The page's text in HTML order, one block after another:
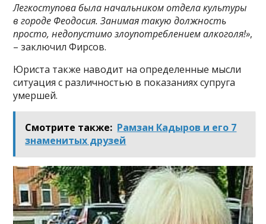
Легкоступова была начальником отдела культуры
в городе Феодосия.Занимая такую должность
просто, недопустимо злоупотреблением алкоголя!»,
– заключил Фирсов.
Юриста также наводит на определенные мысли
ситуация с различностью в показаниях супруга
умершей.
Смотрите также: Рамзан Кадыров и его 7
знаменитых друзей